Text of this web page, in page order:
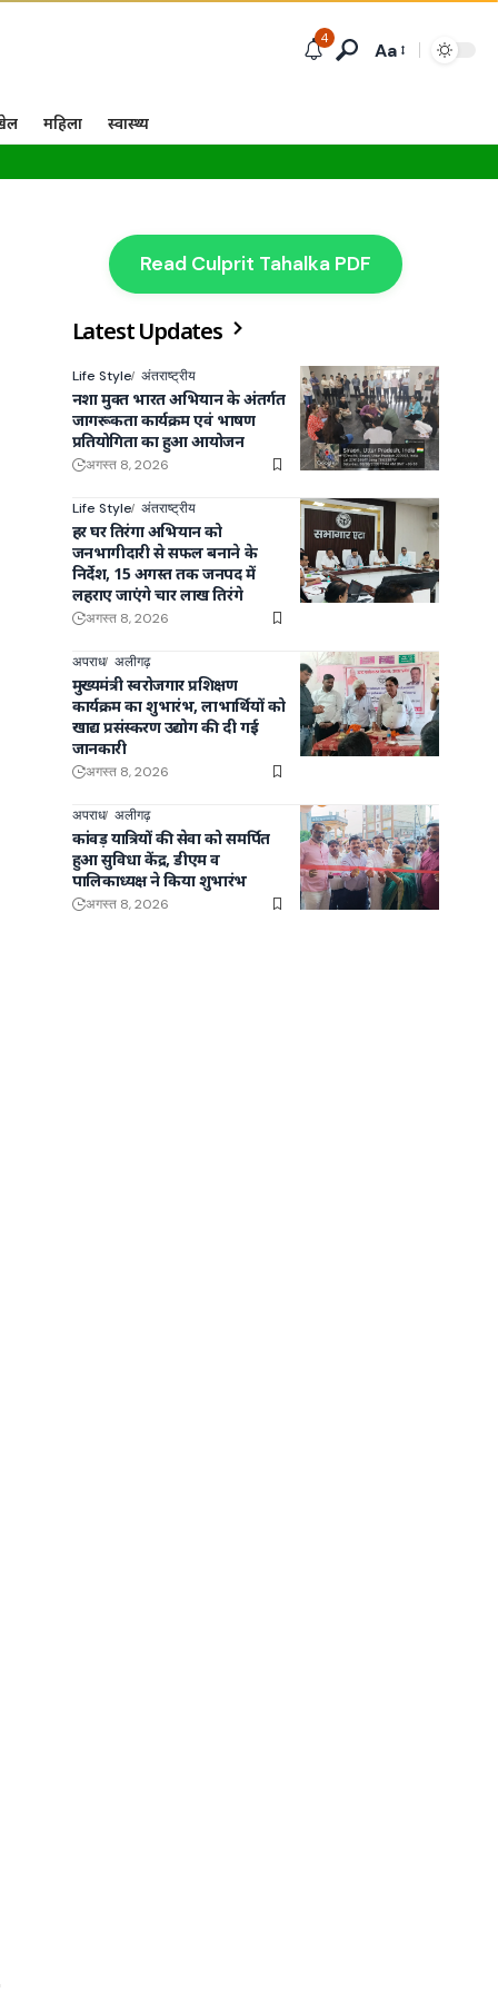
4
Aa
महिला स्वास्थ्य
Read Culprit Tahalka PDF
Latest Updates
Life Style अंतराष्ट्रीय
नशा मुक्त भारत अभियान के अंतर्गत
जागरूकता कार्यक्रम एवं भाषण
प्रतियोगिता का हुआ आयोजन
अगस्त 8, 2026
Life Style अंतराष्ट्रीय
हर घर तिरंगा अभियान को
जनभागीदारी से सफल बनाने के
निर्देश, 15 अगस्त तक जनपद में
लहराए जाएंगे चार लाख तिरंगे
अगस्त 8, 2026
अपराध अलीगढ़
मुख्यमंत्री स्वरोजगार प्रशिक्षण
कार्यक्रम का शुभारंभ, लाभार्थियों को
खाद्य प्रसंस्करण उद्योग की दी गई
जानकारी
अगस्त 8, 2026
अपराध अलीगढ़
कांवड़ यात्रियों की सेवा को समर्पित
हुआ सुविधा केंद्र, डीएम व
पालिकाध्यक्ष ने किया शुभारंभ
अगस्त 8, 2026